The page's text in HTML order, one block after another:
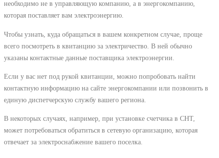
необходимо не в управляющую компанию, а в энергокомпанию,
которая поставляет вам электроэнергию.
Чтобы узнать, куда обращаться в вашем конкретном случае, проще
всего посмотреть в квитанцию за электричество. В ней обычно
указаны контактные данные поставщика электроэнергии.
Если у вас нет под рукой квитанции, можно попробовать найти
контактную информацию на сайте энергокомпании или позвонить в
единую диспетчерскую службу вашего региона.
В некоторых случаях, например, при установке счетчика в СНТ,
может потребоваться обратиться в сетевую организацию, которая
отвечает за электроснабжение вашего поселка.